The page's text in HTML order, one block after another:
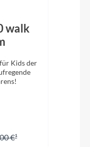
walk
Kids der
€